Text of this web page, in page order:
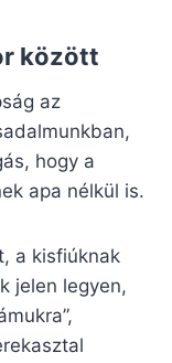
között
az
hogy a
apa nélkül is.
a kisfiúknak
jelen legyen,